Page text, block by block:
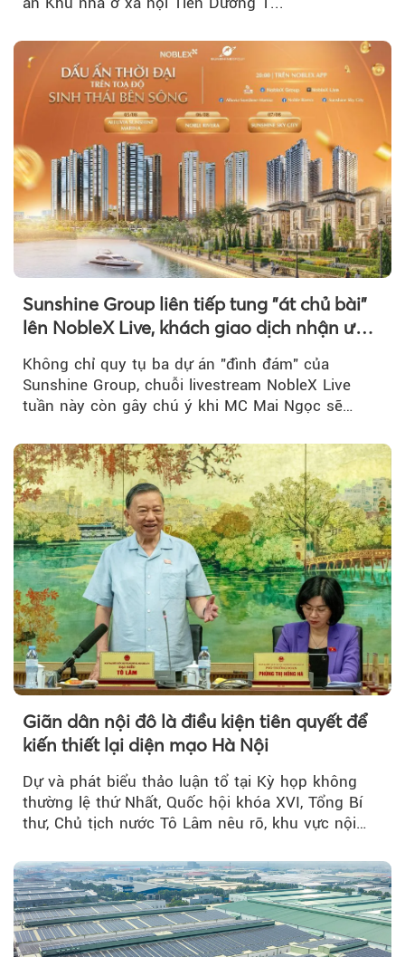
Sunshine Group liên tiếp tung "át chủ bài"
lên NobleX Live, khách giao dịch nhận ưu
Không chỉ quy tụ ba dự án "đình đám" của
Sunshine Group, chuỗi livestream NobleX Live
tuần này còn gây chú ý khi MC Mai Ngọc sẽ
Giãn dân nội đô là điều kiện tiên quyết để
kiến thiết lại diện mạo Hà Nội
Dự và phát biểu thảo luận tổ tại Kỳ họp không
thường lệ thứ Nhất, Quốc hội khóa XVI, Tổng Bí
thư, Chủ tịch nước Tô Lâm nêu rõ, khu vực nội